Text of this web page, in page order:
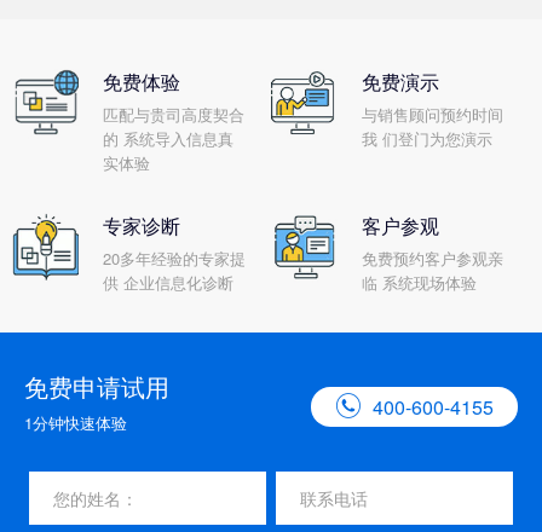
免费体验
匹配与贵司高度契合
的 系统导入信息真
实体验
免费演示
与销售顾问预约时间
我 们登门为您演示
专家诊断
20多年经验的专家提
供 企业信息化诊断
客户参观
免费预约客户参观亲
临 系统现场体验
免费申请试用
1分钟快速体验
 400-600-4155